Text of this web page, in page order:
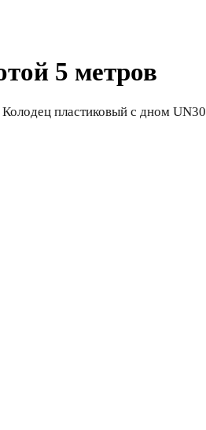
5 метров
Колодец пластиковый с дном